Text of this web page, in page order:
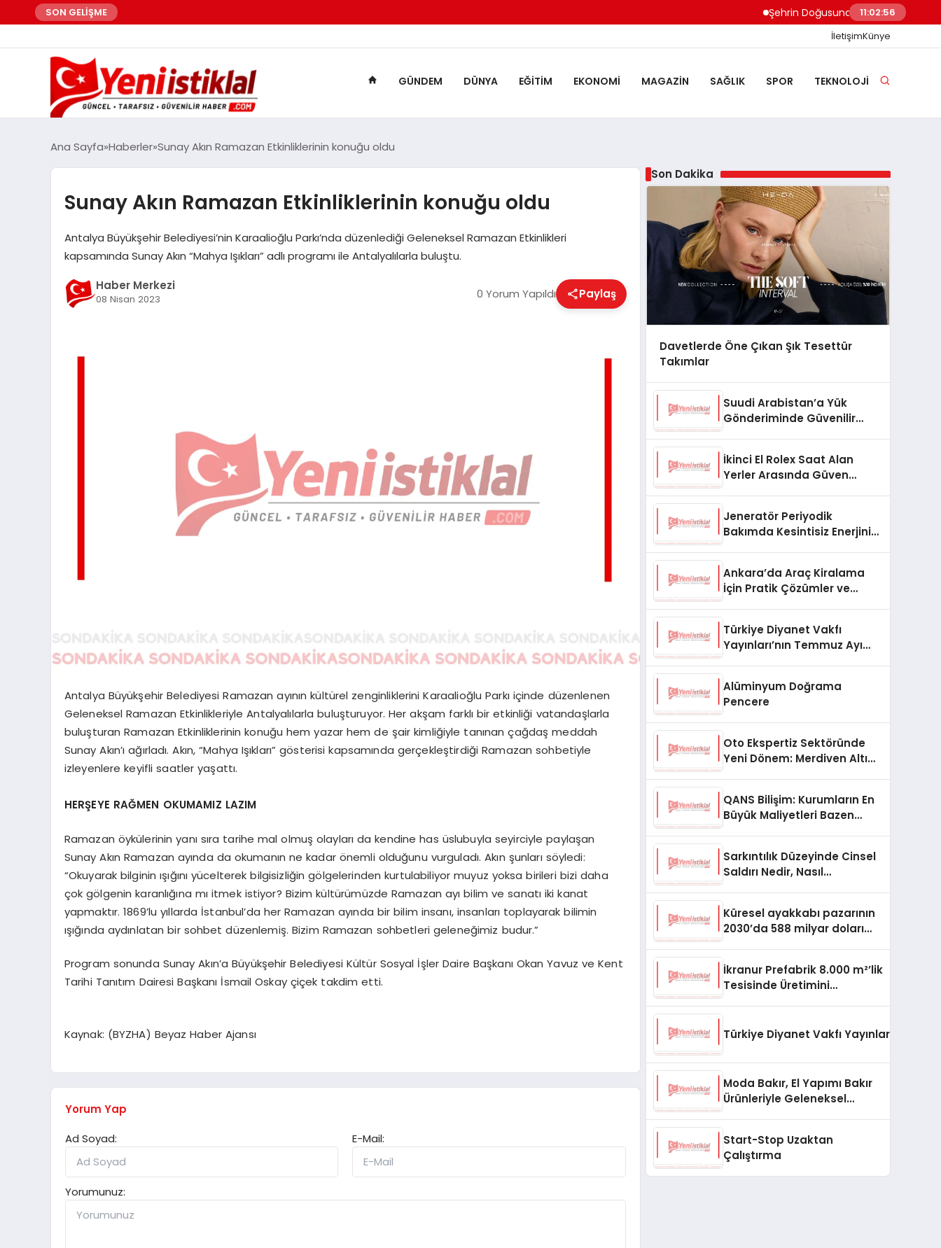
SON GELİŞME Şehrin Doğusundan Boğaz Kıyılarına
11:02:57
İletişimKünye
GÜNDEM DÜNYA EĞITIM EKONOMI MAGAZIN SAĞLIK SPOR TEKNOLOJI
Ana Sayfa Haberler Sunay Akın Ramazan Etkinliklerinin konuğu oldu
Sunay Akın Ramazan Etkinliklerinin konuğu oldu
Antalya Büyükşehir Belediyesi’nin Karaalioğlu Parkı’nda düzenlediği Geleneksel Ramazan Etkinlikleri
kapsamında Sunay Akın “Mahya Işıkları” adlı programı ile Antalyalılarla buluştu.
Haber Merkezi
08 Nisan 2023 0 Yorum Yapıldı Paylaş
Antalya Büyükşehir Belediyesi Ramazan ayının kültürel zenginliklerini Karaalioğlu Parkı içinde düzenlenen
Geleneksel Ramazan Etkinlikleriyle Antalyalılarla buluşturuyor. Her akşam farklı bir etkinliği vatandaşlarla
buluşturan Ramazan Etkinliklerinin konuğu hem yazar hem de şair kimliğiyle tanınan çağdaş meddah
Sunay Akın’ı ağırladı. Akın, “Mahya Işıkları” gösterisi kapsamında gerçekleştirdiği Ramazan sohbetiyle
izleyenlere keyifli saatler yaşattı.
HERŞEYE RAĞMEN OKUMAMIZ LAZIM
Ramazan öykülerinin yanı sıra tarihe mal olmuş olayları da kendine has üslubuyla seyirciyle paylaşan
Sunay Akın Ramazan ayında da okumanın ne kadar önemli olduğunu vurguladı. Akın şunları söyledi:
“Okuyarak bilginin ışığını yücelterek bilgisizliğin gölgelerinden kurtulabiliyor muyuz yoksa birileri bizi daha
çok gölgenin karanlığına mı itmek istiyor? Bizim kültürümüzde Ramazan ayı bilim ve sanatı iki kanat
yapmaktır. 1869’lu yıllarda İstanbul’da her Ramazan ayında bir bilim insanı, insanları toplayarak bilimin
ışığında aydınlatan bir sohbet düzenlemiş. Bizim Ramazan sohbetleri geleneğimiz budur.”
Program sonunda Sunay Akın’a Büyükşehir Belediyesi Kültür Sosyal İşler Daire Başkanı Okan Yavuz ve Kent
Tarihi Tanıtım Dairesi Başkanı İsmail Oskay çiçek takdim etti.
Kaynak: (BYZHA) Beyaz Haber Ajansı
Yorum Yap
Ad Soyad:
E-Mail:
Yorumunuz:
Son Dakika
Davetlerde Öne Çıkan Şık Tesettür
Takımlar
Suudi Arabistan’a Yük
Gönderiminde Güvenilir
İkinci El Rolex Saat Alan
Yerler Arasında Güven
Jeneratör Periyodik
Bakımda Kesintisiz Enerjinin
Ankara’da Araç Kiralama
İçin Pratik Çözümler ve
Türkiye Diyanet Vakfı
Yayınları’nın Temmuz Ayı
Alüminyum Doğrama
Pencere
Oto Ekspertiz Sektöründe
Yeni Dönem: Merdiven Altı
QANS Bilişim: Kurumların En
Büyük Maliyetleri Bazen
Sarkıntılık Düzeyinde Cinsel
Saldırı Nedir, Nasıl
Küresel ayakkabı pazarının
2030’da 588 milyar doları
İkranur Prefabrik 8.000 m²’lik
Tesisinde Üretimini
Türkiye Diyanet Vakfı Yayınları, Yeni
Moda Bakır, El Yapımı Bakır
Ürünleriyle Geleneksel
Start-Stop Uzaktan
Çalıştırma